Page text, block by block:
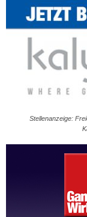
Stellenanzeige: